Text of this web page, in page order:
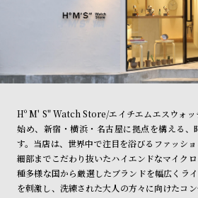
Hº M' S" Watch Store/エイチエムエスウォッ
始め、新宿・横浜・名古屋に拠点を構える
す。当店は、世界中で注目を浴びるファッショ
細部までこだわり抜いたハイエンドなマイク
種多様な国から厳選したブランドを幅広くラ
を刺激し、洗練された大人の方々に向けたコ